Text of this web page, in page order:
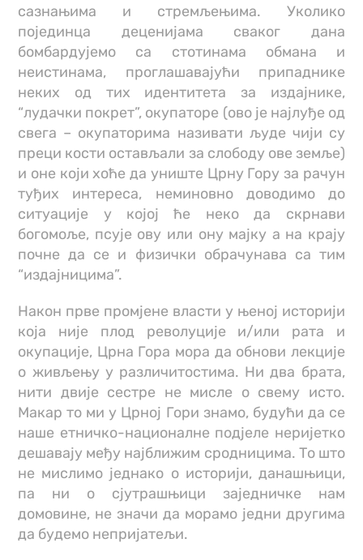
сазнањима и стремљењима. Уколико
појединца деценијама сваког дана
бомбардујемо са стотинама обмана и
неистинама, проглашавајући припаднике
неких од тих идентитета за издајнике,
“лудачки покрет”, окупаторе (ово је најлуђе од
свега – окупаторима називати људе чији су
преци кости остављали за слободу ове земље)
и оне који хоће да униште Црну Гору за рачун
туђих интереса, неминовно доводимо до
ситуације у којој ће неко да скрнави
богомоље, псује ову или ону мајку а на крају
почне да се и физички обрачунава са тим
“издајницима”.
Након прве промјене власти у њеној историји
која није плод револуције и/или рата и
окупације, Црна Гора мора да обнови лекције
о живљењу у различитостима. Ни два брата,
нити двије сестре не мисле о свему исто.
Макар то ми у Црној Гори знамо, будући да се
наше етничко-националне подјеле неријетко
дешавају међу најближим сродницима. То што
не мислимо једнако о историји, данашњици,
па ни о сјутрашњици заједничке нам
домовине, не значи да морамо једни другима
да будемо непријатељи.